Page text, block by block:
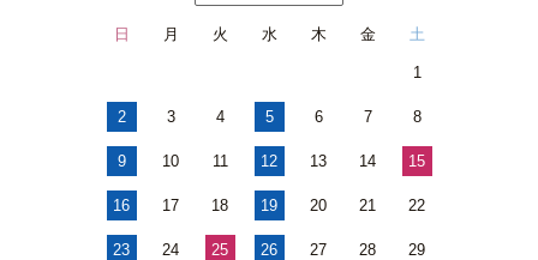
日 月 火 水 木 金 土
1
2 3 4 5 6 7 8
9 10 11 12 13 14 15
16 17 18 19 20 21 22
23 24 25 26 27 28 29